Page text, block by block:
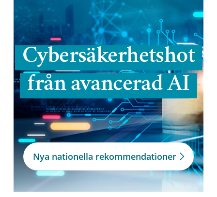
Cybersäkerhetshot
från avancerad AI
Nya nationella rekommendationer